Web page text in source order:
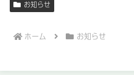
お知らせ
ホーム お知らせ